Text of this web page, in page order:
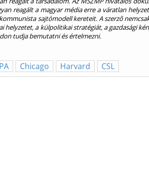
reagált a magyar média erre a váratlan
sajtómodell kereteit. A szerző
helyzetet, a külpolitikai stratégiát, a gazdasági
tudja bemutatni és értelmezni.
Chicago Harvard CSL